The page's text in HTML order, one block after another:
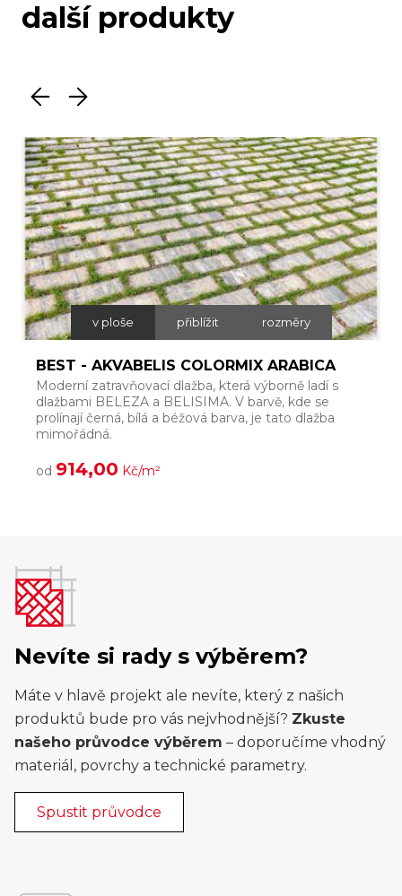
další produkty
v ploše přiblížit rozměry
BEST - AKVABELIS COLORMIX ARABICA
Moderní zatravňovací dlažba, která výborně ladí s
dlažbami BELEZA a BELISIMA. V barvě, kde se
prolínají černá, bílá a béžová barva, je tato dlažba
mimořádná.
od 914,00 Kč/m²
Nevíte si rady s výběrem?
Máte v hlavě projekt ale nevíte, který z našich
produktů bude pro vás nejvhodnější? Zkuste
našeho průvodce výběrem – doporučíme vhodný
materiál, povrchy a technické parametry.
Spustit průvodce